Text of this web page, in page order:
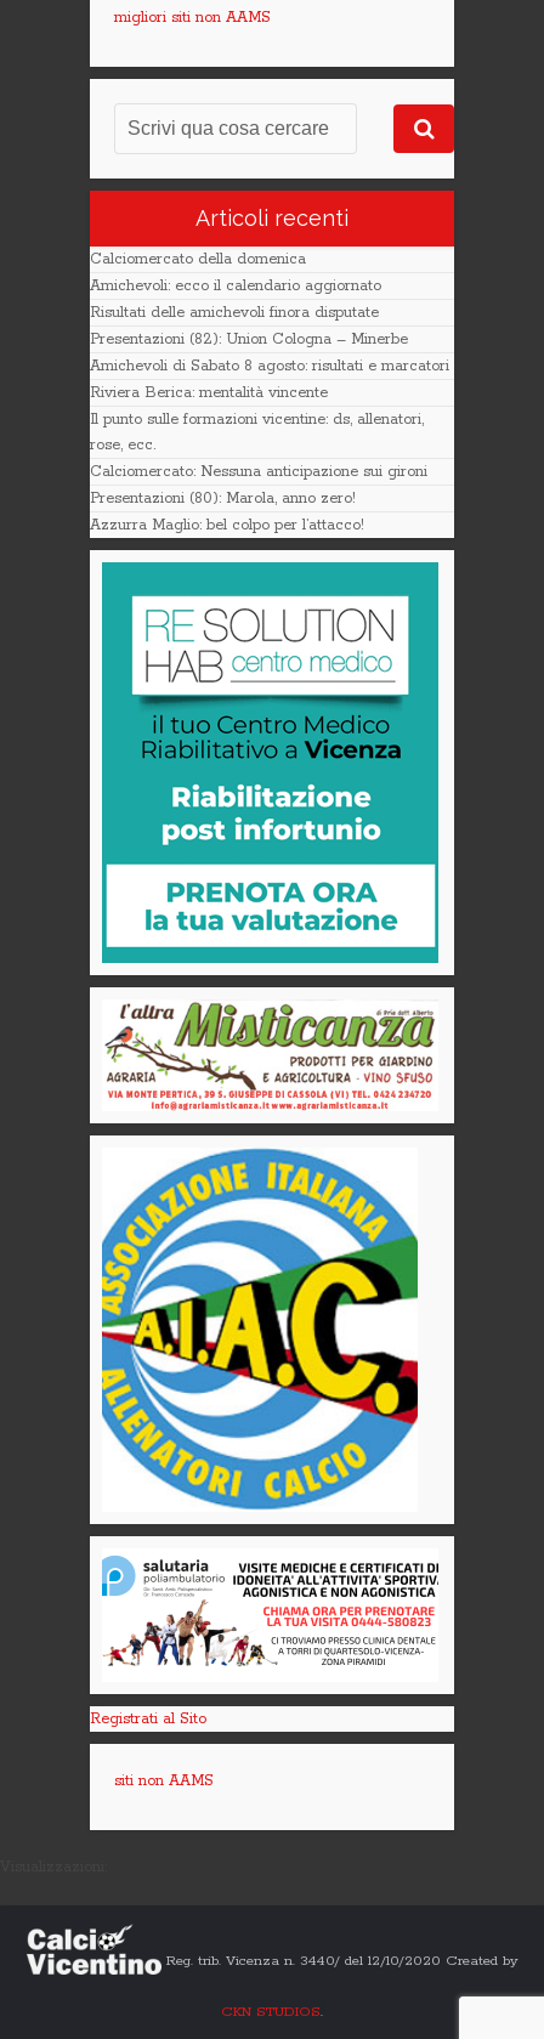
migliori siti non AAMS
Articoli recenti
Calciomercato della domenica
Amichevoli: ecco il calendario aggiornato
Risultati delle amichevoli finora disputate
Presentazioni (82): Union Cologna – Minerbe
Amichevoli di Sabato 8 agosto: risultati e marcatori
Riviera Berica: mentalità vincente
Il punto sulle formazioni vicentine: ds, allenatori,
rose, ecc.
Calciomercato: Nessuna anticipazione sui gironi
Presentazioni (80): Marola, anno zero!
Azzurra Maglio: bel colpo per l’attacco!
Registrati al Sito
siti non AAMS
Reg. trib. Vicenza n. 3440/ del 12/10/2020 Created by
CKN STUDIOS.